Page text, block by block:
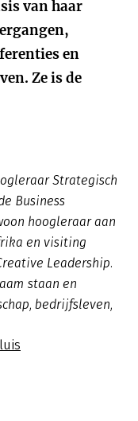
van haar
en
Ze is de
Strategisch
Business
hoogleraar aan
en visiting
Leadership.
staan en
bedrijfsleven,